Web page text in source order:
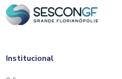
Institucional